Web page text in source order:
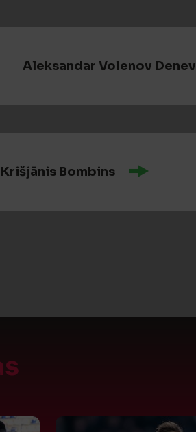
Aleksandar Volenov Denev
Krišjānis Bombins